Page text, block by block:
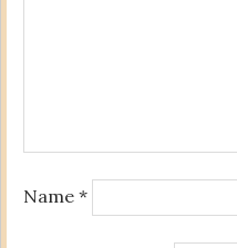
Name *